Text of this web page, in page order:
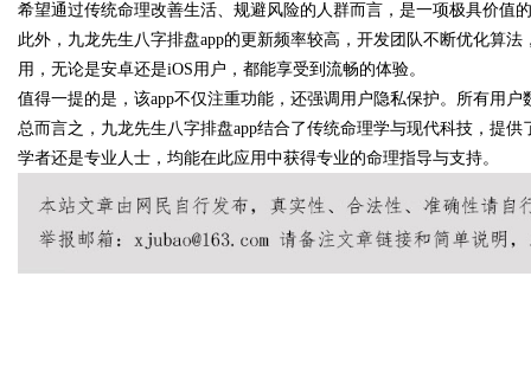
!
希望通过传统命理改善生活、规避风险的人群而言，是一项极具价值
此外，九龙先生八字排盘app的更新频率较高，开发团队不断优化算
用，无论是安卓还是iOS用户，都能享受到流畅的体验。
值得一提的是，该app不仅注重功能，还强调用户隐私保护。所有用
总而言之，九龙先生八字排盘app结合了传统命理学与现代科技，提
学者还是专业人士，均能在此应用中获得专业的命理指导与支持。